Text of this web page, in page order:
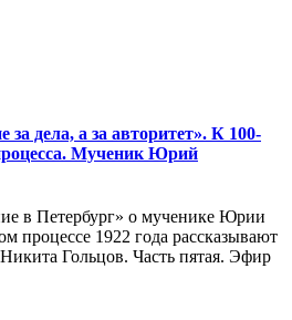
дела, а за авторитет». К 100-
Мученик Юрий
в Петербург» о мученике Юрии
процессе 1922 года рассказывают
Гольцов. Часть пятая. Эфир